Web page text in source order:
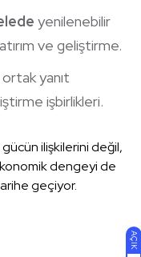
AÇIK
yenilenebilir
ve geliştirme.
ortak yanıt
işbirlikleri.
ilişkilerini değil,
dengeyi de
geçiyor.